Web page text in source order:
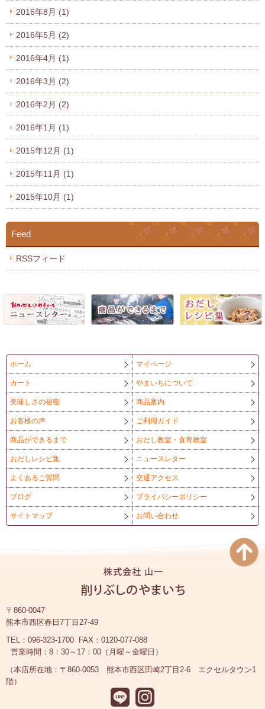
2016年8月 (1)
2016年5月 (2)
2016年4月 (1)
2016年3月 (2)
2016年2月 (2)
2016年1月 (1)
2015年12月 (1)
2015年11月 (1)
2015年10月 (1)
Feed
RSSフィード
ホーム マイページ
カート やまいちについて
美味しさの秘密 商品案内
お客様の声 ご利用ガイド
商品ができるまで おだし教室・食育教室
おだしレシピ集 ニュースレター
よくあるご質問 交通アクセス
ブログ プライバシーポリシー
サイトマップ お問い合わせ
〒860-0047
熊本市西区春日7丁目27-49
TEL：096-323-1700
FAX：0120-077-088
営業時間：8：30～17：00（月曜～金曜日）
（本店所在地：〒860-0053 熊本市西区田崎2丁目2-6 エクセルタウン1
階）